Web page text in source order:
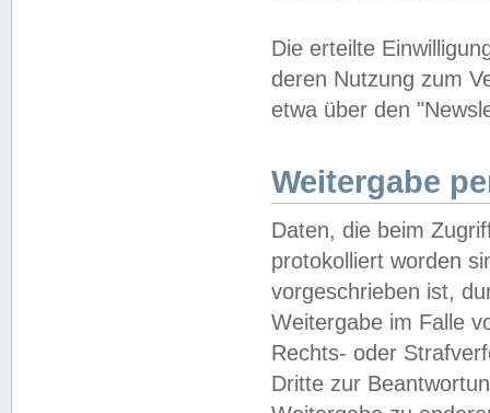
Die erteilte
deren Nutzung zum
etwa über den
Weitergabe
Daten, die beim
protokolliert worden
vorgeschrieben ist,
Weitergabe im Falle
Rechts- oder
Dritte zur